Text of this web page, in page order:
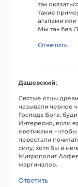
так
такие
агапами или
Мы так без
Ответить
Дашевский:
Святые отцы
называли черное
Господа Бога:
Интересно, если
еретиками – чтобы
перестали
силу, хотя бы и
Митрополит
маргиналов.
Ответить